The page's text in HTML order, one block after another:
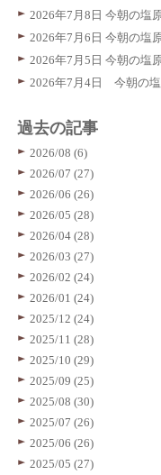
2026年7月8日 今朝の
2026年7月6日 今朝の塩
2026年7月5日 今朝の塩
2026年7月4日 今朝
過去の記事
2026/08 (6)
2026/07 (27)
2026/06 (26)
2026/05 (28)
2026/04 (28)
2026/03 (27)
2026/02 (24)
2026/01 (24)
2025/12 (24)
2025/11 (28)
2025/10 (29)
2025/09 (25)
2025/08 (30)
2025/07 (26)
2025/06 (26)
2025/05 (27)